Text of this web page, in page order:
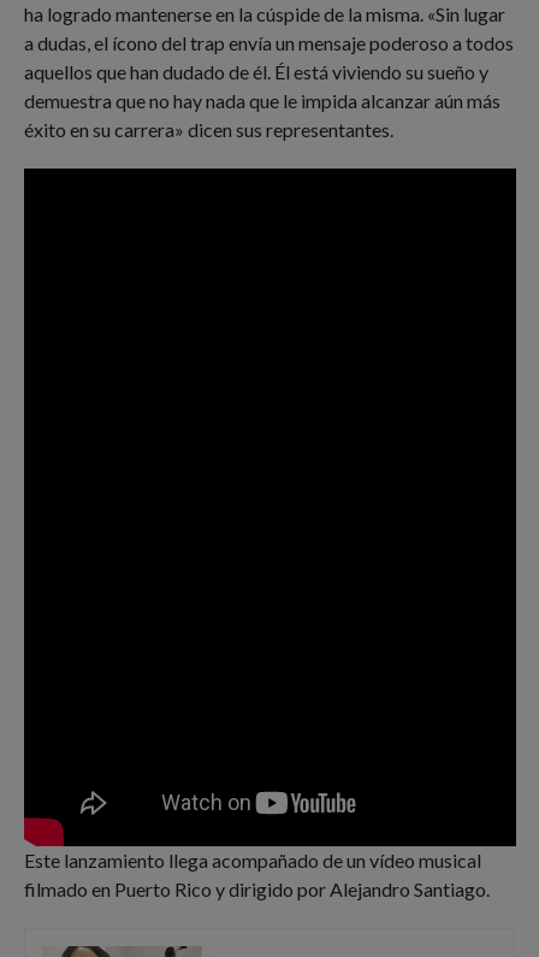
ha logrado mantenerse en la cúspide de la misma. «Sin lugar
a dudas, el ícono del trap envía un mensaje poderoso a todos
aquellos que han dudado de él. Él está viviendo su sueño y
demuestra que no hay nada que le impida alcanzar aún más
éxito en su carrera» dicen sus representantes.
Este lanzamiento llega acompañado de un vídeo musical
filmado en Puerto Rico y dirigido por Alejandro Santiago.